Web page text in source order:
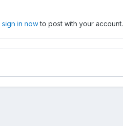
sign in nowto post with your account.